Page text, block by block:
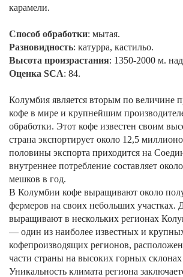
карамели.
Способ обработки: мытая.
Разновидность: катурра, кастильо.
Высота произрастания: 1350-2000 м.
Оценка SCA: 84.
Колумбия является вторым по величине
кофе в мире и крупнейшим
обработки. Этот кофе известен своим
страна экспортирует около 12,5
половины экспорта приходится на
внутреннее потребление составляет
мешков в год.
В Колумбии кофе выращивают около
фермеров на своих небольших участках.
выращивают в нескольких регионах
— один из наиболее известных и
кофепроизводящих регионов,
части страны на высоких горных
Уникальность климата региона